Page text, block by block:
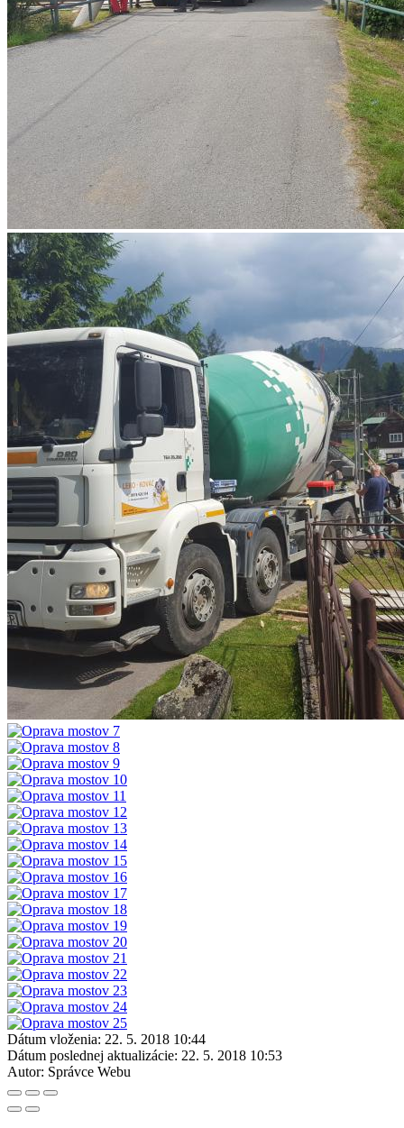
Dátum vloženia: 22. 5. 2018 10:44
Dátum poslednej aktualizácie: 22. 5. 2018 10:53
Autor: Správce Webu